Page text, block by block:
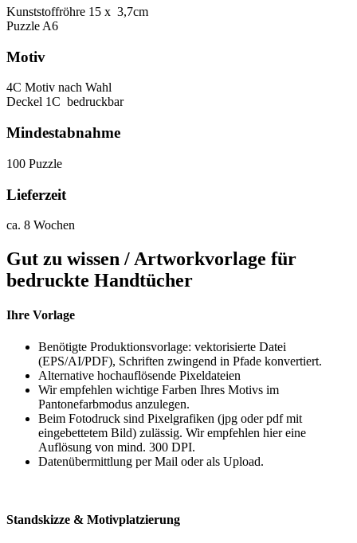
Kunststoffröhre 15 x 3,7cm
Puzzle A6
Motiv
4C Motiv nach Wahl
Deckel 1C bedruckbar
Mindestabnahme
100 Puzzle
Lieferzeit
ca. 8 Wochen
Gut zu wissen / Artworkvorlage für
bedruckte Handtücher
Ihre Vorlage
Benötigte Produktionsvorlage: vektorisierte Datei
(EPS/AI/PDF), Schriften zwingend in Pfade konvertiert.
Alternative hochauflösende Pixeldateien
Wir empfehlen wichtige Farben Ihres Motivs im
Pantonefarbmodus anzulegen.
Beim Fotodruck sind Pixelgrafiken (jpg oder pdf mit
eingebettetem Bild) zulässig. Wir empfehlen hier eine
Auflösung von mind. 300 DPI.
Datenübermittlung per Mail oder als Upload.
Standskizze & Motivplatzierung